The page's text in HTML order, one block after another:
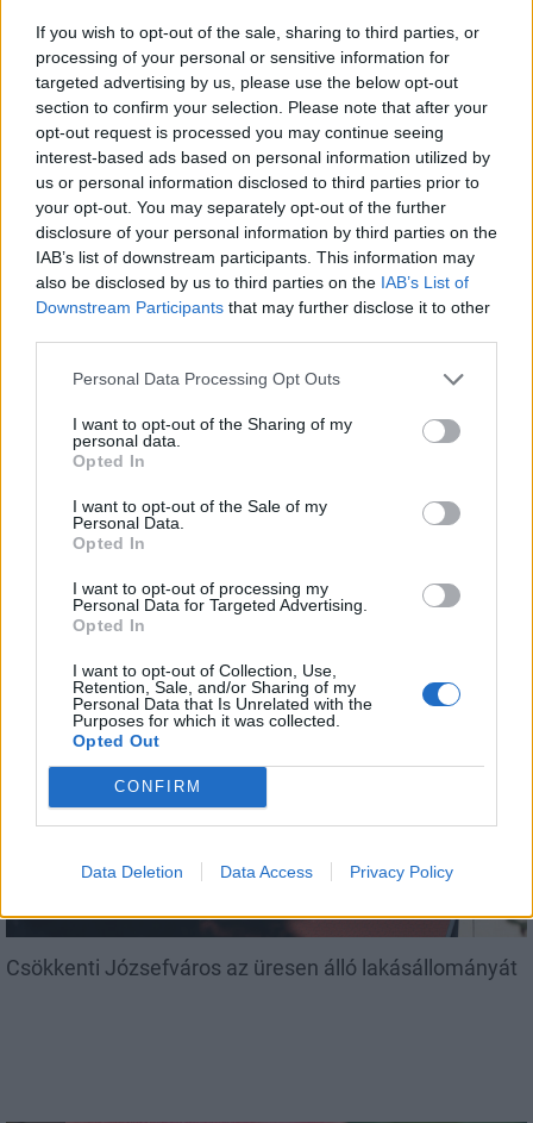
If you wish to opt-out of the sale, sharing to third parties, or
processing of your personal or sensitive information for
targeted advertising by us, please use the below opt-out
section to confirm your selection. Please note that after your
opt-out request is processed you may continue seeing
interest-based ads based on personal information utilized by
us or personal information disclosed to third parties prior to
your opt-out. You may separately opt-out of the further
disclosure of your personal information by third parties on the
IAB’s list of downstream participants. This information may
also be disclosed by us to third parties on the IAB’s List of
Downstream Participants that may further disclose it to other
Personal Data Processing Opt Outs
I want to opt-out of the Sharing of my
personal data.
Opted In
I want to opt-out of the Sale of my
Personal Data.
Opted In
I want to opt-out of processing my
Personal Data for Targeted Advertising.
Opted In
I want to opt-out of Collection, Use,
Retention, Sale, and/or Sharing of my
Personal Data that Is Unrelated with the
Purposes for which it was collected.
Opted Out
CONFIRM
Data Deletion Data Access Privacy Policy
Másfélszeresére bővítik
Hódmezővásárhely jó hírű református
iskoláját
Látványos építési szakasz indult be a
Flórián téri felüljárón
AJÁNLJUK MÉG
Amire többmillióan vártunk: szombattól másodfokúra
csökken a riasztás
Helyi
Csökkenti Józsefváros az üresen álló lakásállományát